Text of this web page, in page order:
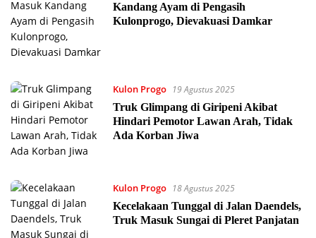
Kandang Ayam di Pengasih
Kulonprogo, Dievakuasi Damkar
Kulon Progo
19 Agustus 2025
Truk Glimpang di Giripeni Akibat
Hindari Pemotor Lawan Arah, Tidak
Ada Korban Jiwa
Kulon Progo
18 Agustus 2025
Kecelakaan Tunggal di Jalan Daendels,
Truk Masuk Sungai di Pleret Panjatan